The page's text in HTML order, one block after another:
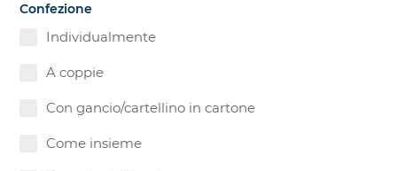
Confezione
Individualmente
A coppie
Con gancio/cartellino in cartone
Come insieme